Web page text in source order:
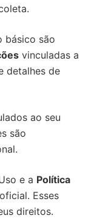
básico são
vinculadas a
detalhes de
ao seu
são
e a Política
Esses
direitos.